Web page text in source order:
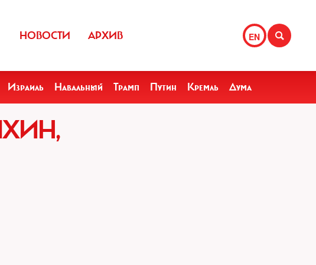
EN
НОВОСТИ АРХИВ
Израиль Навальный Трамп Путин Кремль Дума